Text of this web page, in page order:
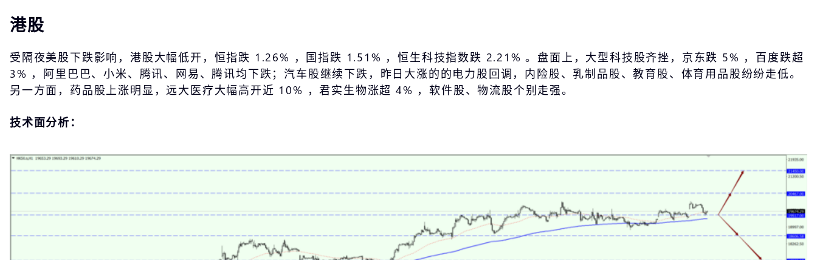
港股
受隔夜美股下跌影响，港股大幅低开，恒指跌 1.26% ，国指跌 1.51% ，恒生科技指数跌 2.21% 。盘面上，大型科技股齐挫，京东跌 5% ，百度跌超
3% ，阿里巴巴、小米、腾讯、网易、腾讯均下跌；汽车股继续下跌，昨日大涨的的电力股回调，内险股、乳制品股、教育股、体育用品股纷纷走低。
另一方面，药品股上涨明显，远大医疗大幅高开近 10% ，君实生物涨超 4% ，软件股、物流股个别走强。
技术面分析：